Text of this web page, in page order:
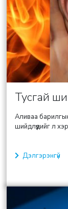
Тусгай
Аливаа
шийдлүүдийг л
Дэлгэрэнгүй